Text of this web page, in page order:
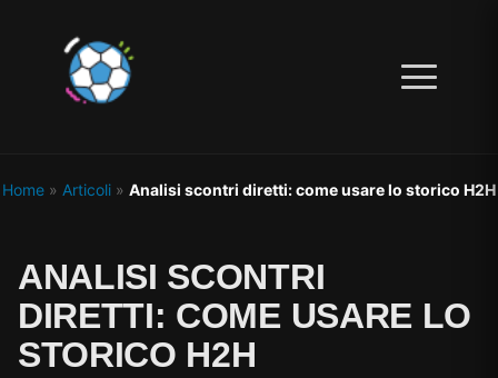
Home » Articoli » Analisi scontri diretti: come usare lo storico H2H
ANALISI SCONTRI
DIRETTI: COME USARE LO
STORICO H2H